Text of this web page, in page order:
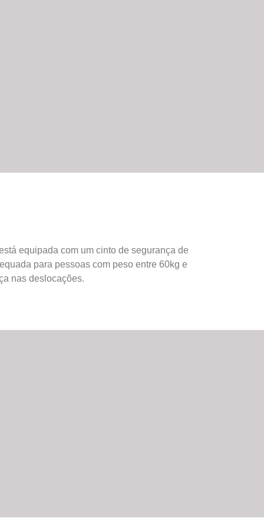
equipada com um cinto de segurança de
para pessoas com peso entre 60kg e
nas deslocações.